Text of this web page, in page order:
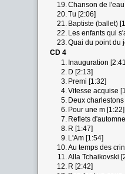
19.Chanson de l'eau
20.Tu [2:06]
21. Baptiste (ballet)
22. Les enfants qui
23.Quai du point du
CD 4
1. Inauguration
2. D [2:13]
3. Premi [1:32]
4.Vitesse acquise
5. Deux charlestons
6. Pour une m [1:22]
7. Reflets
8. R [1:47]
9. L'Am [1:54]
10.Au temps des
11.Alla Tchaikovski
12. R [2:42]